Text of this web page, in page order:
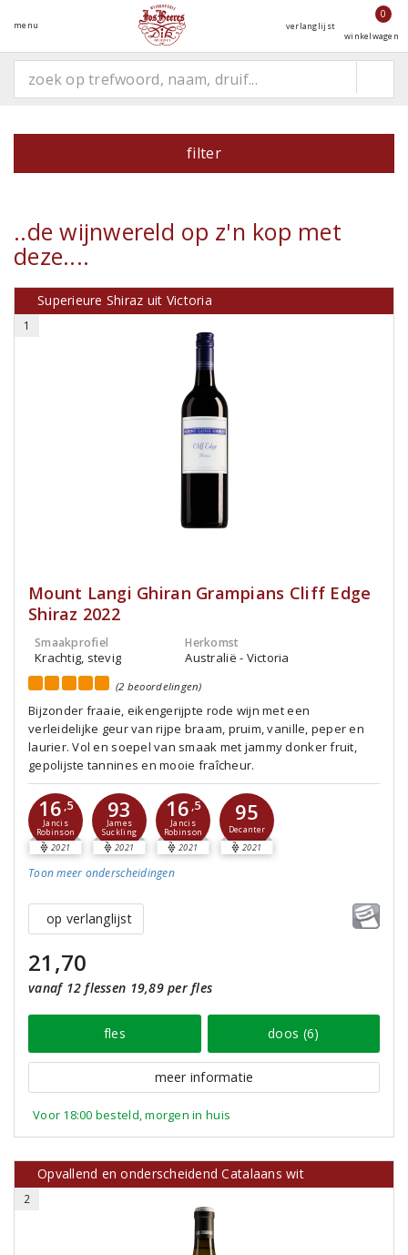
menu verlanglijst
0
winkelwagen
filter
..de wijnwereld op z'n kop met
deze....
Superieure Shiraz uit Victoria
1
Mount Langi Ghiran Grampians Cliff Edge
Shiraz 2022
Smaakprofiel
Krachtig, stevig
Herkomst
Australië - Victoria
(2 beoordelingen)
Bijzonder fraaie, eikengerijpte rode wijn met een
verleidelijke geur van rijpe braam, pruim, vanille, peper en
laurier. Vol en soepel van smaak met jammy donker fruit,
gepolijste tannines en mooie fraîcheur.
16 ,5
Jancis
Robinson
2021
93
James
Suckling
2021
16 ,5
Jancis
Robinson
2021
95
Decanter
2021
Toon meer onderscheidingen
op verlanglijst
21,70
vanaf 12 flessen 19,89 per fles
fles doos (6)
meer informatie
Voor 18:00 besteld, morgen in huis
Opvallend en onderscheidend Catalaans wit
2